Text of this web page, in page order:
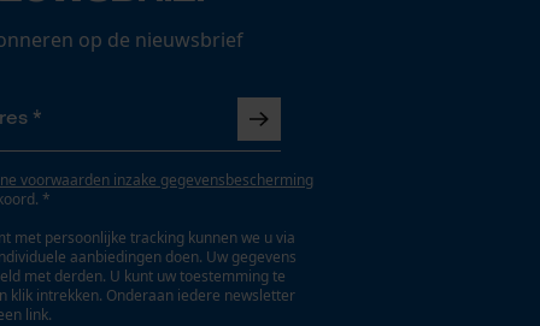
op de nieuwsbrief
voorwaarden inzake gegevensbescherming
*
met persoonlijke tracking kunnen we u via
aanbiedingen doen. Uw gegevens
met derden. U kunt uw toestemming te
klik intrekken. Onderaan iedere newsletter
link.